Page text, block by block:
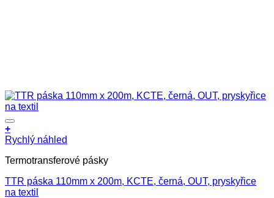
+
Rychlý náhled
Termotransferové pásky
TTR páska 110mm x 200m, KCTE, černá, OUT, pryskyřice
na textil